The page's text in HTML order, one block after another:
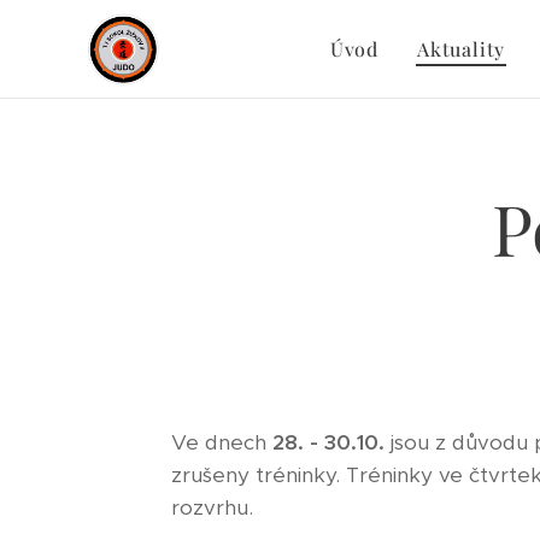
Úvod Aktuality
Ve dnech 28. - 30.10. jsou z důvodu
zrušeny tréninky. Tréninky ve čtvrtek
rozvrhu.